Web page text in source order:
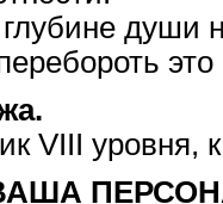
души
VIII уровня,